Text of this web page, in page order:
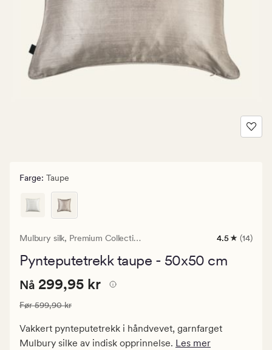
Farge: Taupe
Mulbury silk, Premium Collection
14
med
4.5 (14)
Pynteputetrekk taupe - 50x50 cm
Nåværende
299,95
kr.
Vanlig
Nåværende pris
Nå 299,95 kr
Vanlig pris 599,90 kr
Før599,90 kr
Vakkert pynteputetrekk i håndvevet, garnfarget
Mulbury silke av indisk opprinnelse. Les mer